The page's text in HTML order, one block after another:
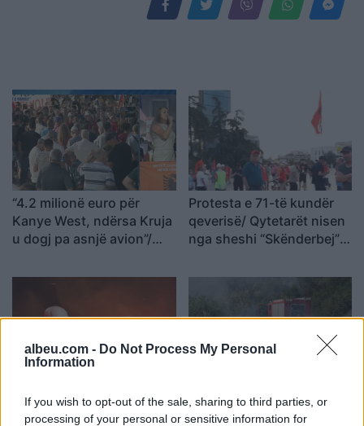
albeu.com - Do Not Process My Personal
Information
If you wish to opt-out of the sale, sharing to third parties, or
processing of your personal or sensitive information for
“4.2 milionë euro për
Kanye West, ndërsa Kruja
u dogj pa asnjë avion”/
Na detyruan të
rikthehemi për ta
Protesta e 71-të kundër
qeverisë/ Qytetarët nisen
nga sheshi “Skënderbej”
të japë dorëheqjen
Krujën dhe djeg sipërfaqe
vend, 227 forca dhe 16